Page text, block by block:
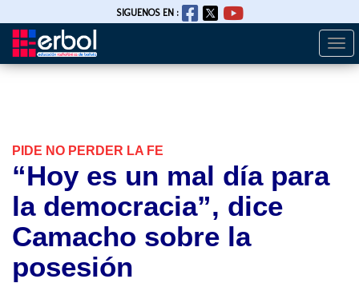
Pasar
SIGUENOS EN :
PIDE NO PERDER LA FE
“Hoy es un mal día para
la democracia”, dice
Camacho sobre la
posesión